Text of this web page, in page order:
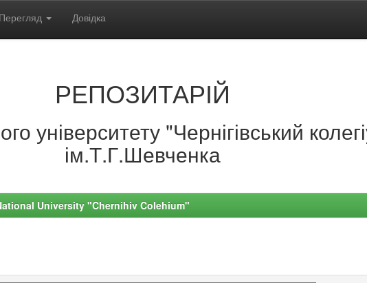
Перегляд Довідка
РЕПОЗИТАРІЙ
університету "Чернігівський
ім.Т.Г.Шевченка
University "Chernihiv Colehium"